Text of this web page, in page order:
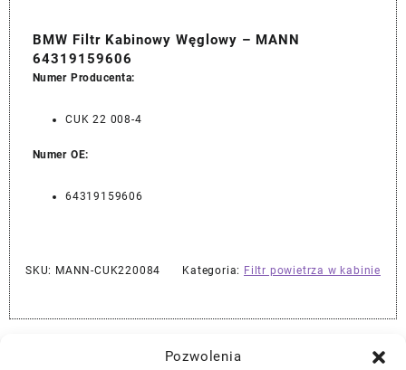
Pozwolenia
BMW Filtr Kabinowy Węglowy – MANN
64319159606
Numer Producenta:
CUK 22 008-4
Numer OE:
64319159606
SKU: MANN-CUK220084 Kategoria: Filtr powietrza w kabinie
Najlepszej Jakości Części Samochodowe z Gwarancją Dożywotnią!*